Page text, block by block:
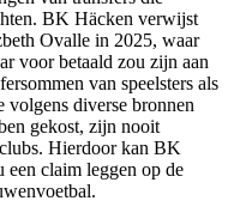
BK Häcken verwijst
Ovalle in 2025, waar
voor betaald zou zijn aan
van speelsters als
volgens diverse bronnen
gekost, zijn nooit
Hierdoor kan BK
een claim leggen op de